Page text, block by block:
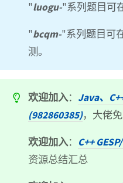
"luogu-"系列题目可
"bcqm-"系列题目可
测。
欢迎加入： Java、
(982860385)，大佬
欢迎加入： C++
资源总结汇总